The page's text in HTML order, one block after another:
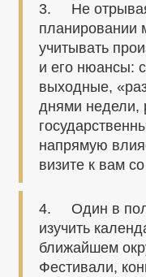
3. Не
планировании
учитывать
и его нюансы:
выходные,
днями недели,
напрямую
визите к вам
4. Один в
изучить
ближайшем
Фестивали,